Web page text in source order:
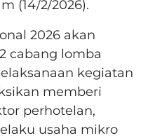
(14/2/2026).
2026 akan
cabang lomba
kegiatan
memberi
perhotelan,
usaha mikro